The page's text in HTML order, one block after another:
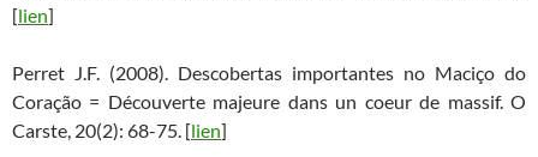
[lien]
Perret J.F. (2008). Descobertas importantes no Maciço do
Coração = Découverte majeure dans un coeur de massif. O
Carste, 20(2): 68-75. [lien]